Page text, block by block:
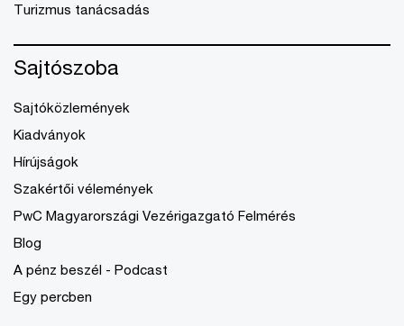
Turizmus tanácsadás
Sajtószoba
Sajtóközlemények
Kiadványok
Hírújságok
Szakértői vélemények
PwC Magyarországi Vezérigazgató Felmérés
Blog
A pénz beszél - Podcast
Egy percben